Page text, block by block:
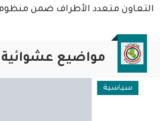
التعاون متعدد الأطراف ضمن منظومة
مواضيع عشوائية
سياسية